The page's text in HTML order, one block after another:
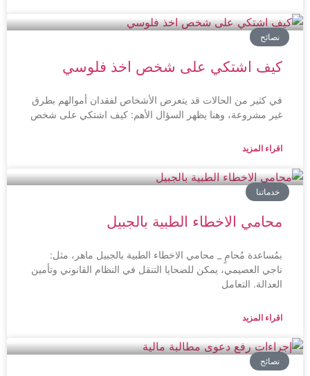
نصائح
كيف اشتكي على شخص اخذ فلوسي
في كثير من الحالات قد يتعرض الأشخاص لفقدان أموالهم بطرق
غير مشروعة، وهنا يظهر السؤال الأهم: كيف اشتكي على شخص
اقراء المزيد
خدماتنا
محامي الاخطاء الطبية بالجبيل
بمُساعدة مُحامٍ _ محامي الاخطاء الطبية بالجبيل ماهر، مثل:
ناجي العصيمي، يمكن للضحايا التنقل في النظام القانوني وتأمين
العدالة. التعامل
اقراء المزيد
نصائح